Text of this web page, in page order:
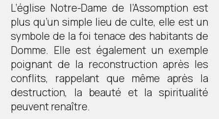
L’église Notre-Dame de l’Assomption est
plus qu’un simple lieu de culte, elle est un
symbole de la foi tenace des habitants de
Domme. Elle est également un exemple
poignant de la reconstruction après les
conflits, rappelant que même après la
destruction, la beauté et la spiritualité
peuvent renaître.